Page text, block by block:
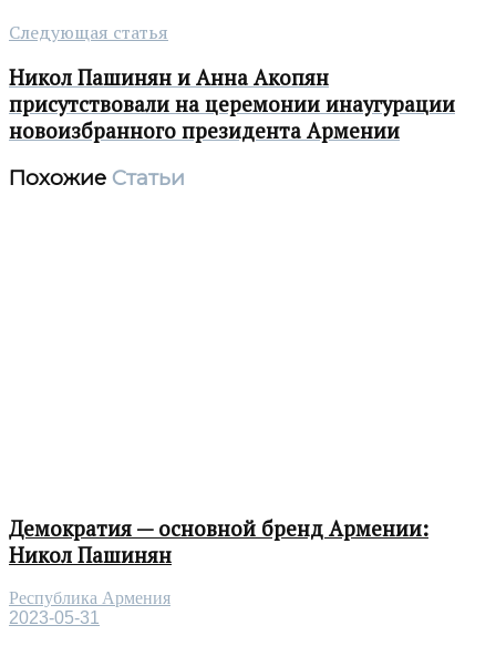
Следующая статья
Никол Пашинян и Анна Акопян
присутствовали на церемонии инаугурации
новоизбранного президента Армении
Похожие Статьи
Демократия — основной бренд Армении:
Никол Пашинян
Республика Армения
2023-05-31